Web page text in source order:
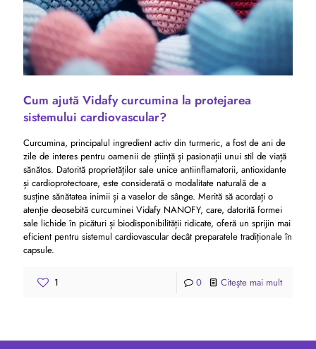
Cum ajută Vidafy curcumina la protejarea
sistemului cardiovascular?
Curcumina, principalul ingredient activ din turmeric, a fost de ani de
zile de interes pentru oamenii de știință și pasionații unui stil de viață
sănătos. Datorită proprietăților sale unice antiinflamatorii, antioxidante
și cardioprotectoare, este considerată o modalitate naturală de a
susține sănătatea inimii și a vaselor de sânge. Merită să acordați o
atenție deosebită curcuminei Vidafy NANOFY, care, datorită formei
sale lichide în picături și biodisponibilității ridicate, oferă un sprijin mai
eficient pentru sistemul cardiovascular decât preparatele tradiționale în
capsule.
1 0 Citeşte mai mult